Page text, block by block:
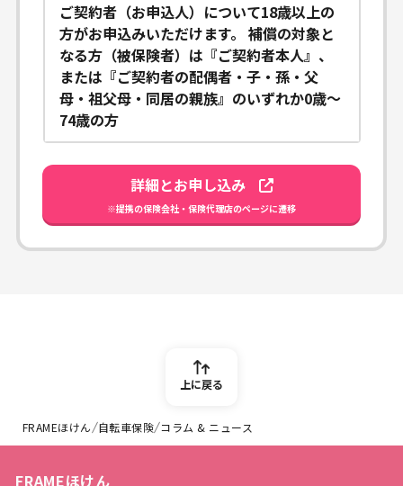
ご契約者（お申込人）について18歳以上の
方がお申込みいただけます。 補償の対象と
なる方（被保険者）は『ご契約者本人』、
または『ご契約者の配偶者・子・孫・父
母・祖父母・同居の親族』のいずれか0歳～
74歳の方
詳細とお申し込み
※提携の保険会社・保険代理店のページに遷移
上に戻る
FRAMEほけん 自転車保険 コラム & ニュース
FRAMEほけん